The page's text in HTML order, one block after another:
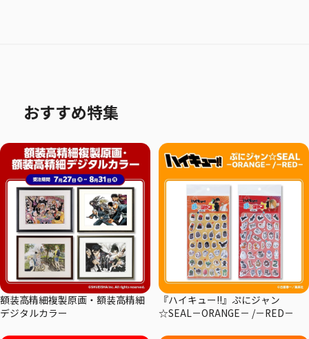
おすすめ特集
額装高精細複製原画・額装高精細
デジタルカラー
『ハイキュー!!』ぷにジャン
☆SEAL－ORANGE－ /－RED－